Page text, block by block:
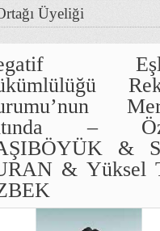
Üyeliği
–
&
& Yüksel